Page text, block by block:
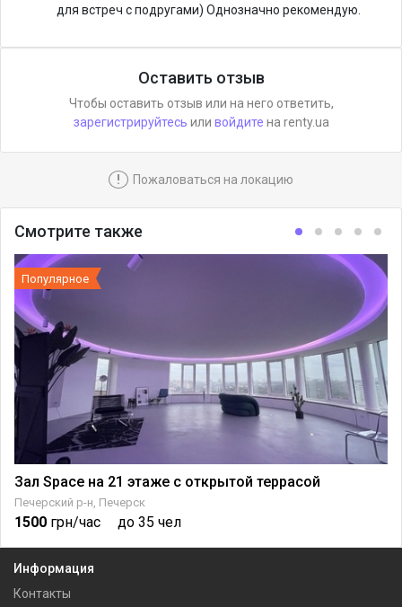
для встреч с подругами) Однозначно рекомендую.
Оставить отзыв
Чтобы оставить отзыв или на него ответить,
зарегистрируйтесь или войдите на renty.ua
! Пожаловаться на локацию
Смотрите также
Популярное
Зал Space на 21 этаже с открытой террасой
Печерский р-н, Печерск
1500 грн/час до 35 чел
Информация
Контакты